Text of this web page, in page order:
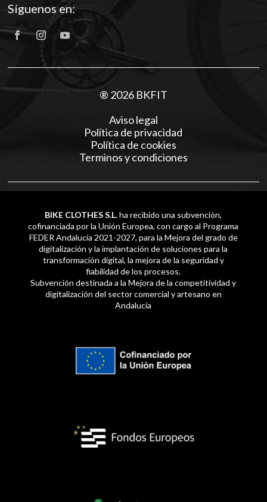
Síguenos en:
® 2026 BKFIT
Aviso legal
Política de privacidad
Política de cookies
Terminos y condiciones
BIKE CLOTHES S.L.ha recibido una subvención,
cofinanciada por la Unión Europea, con cargo al Programa
FEDER Andalucía 2021-2027, para la Mejora del grado de
digitalización y la implantación de soluciones para la
transformación digital, la mejora de la seguridad y
fiabilidad de los procesos.
Subvención destinada a la Mejora de la competitividad y
digitalización del sector comercial y artesano en
Andalucía